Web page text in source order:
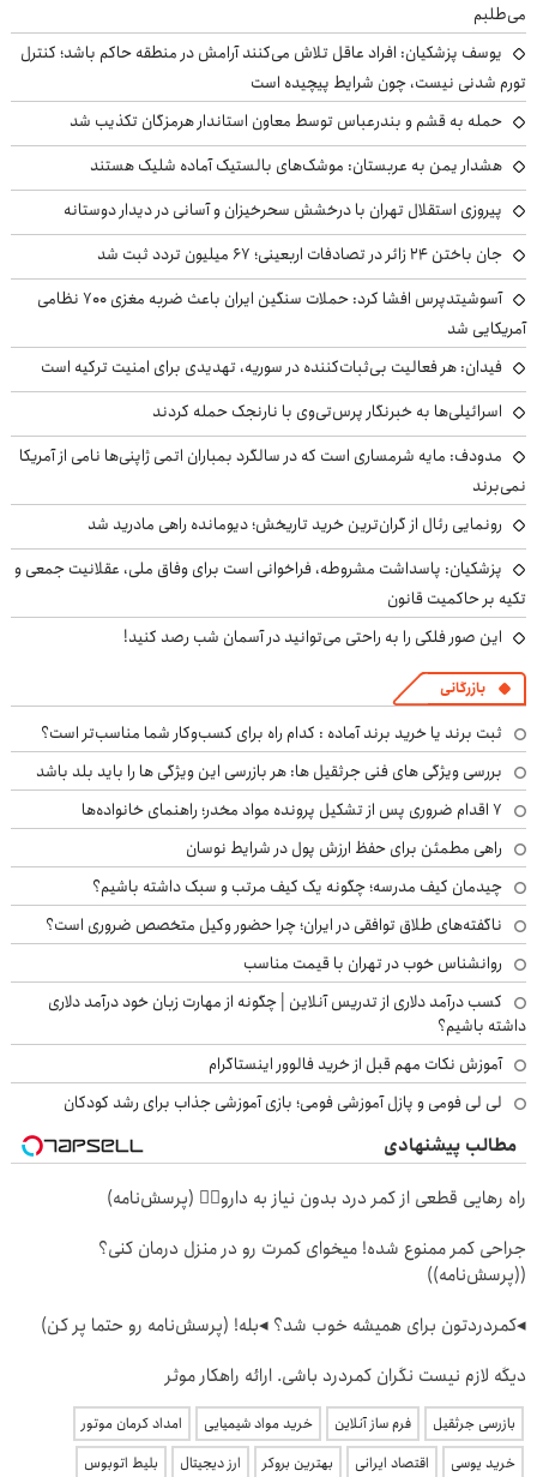
می‌طلبم
یوسف پزشکیان: افراد عاقل تلاش می‌کنند آرامش در منطقه حاکم باشد؛ کنترل
تورم شدنی نیست، چون شرایط پیچیده است
حمله به قشم و بندرعباس توسط معاون استاندار هرمزگان تکذیب شد
هشدار یمن به عربستان: موشک‌های بالستیک آماده شلیک هستند
پیروزی استقلال تهران با درخشش سحرخیزان و آسانی در دیدار دوستانه
جان باختن ۲۴ زائر در تصادفات اربعینی؛ ۶۷ میلیون تردد ثبت شد
آسوشیتدپرس افشا کرد: حملات سنگین ایران باعث ضربه مغزی ۷۰۰ نظامی
آمریکایی شد
فیدان: هر فعالیت بی‌ثبات‌کننده در سوریه، تهدیدی برای امنیت ترکیه است
اسرائیلی‌ها به خبرنگار پرس‌تی‌وی با نارنجک حمله کردند
مدودف: مایه شرمساری است که در سالگرد بمباران اتمی ژاپنی‌ها نامی از آمریکا
نمی‌برند
رونمایی رئال از گران‌ترین خرید تاریخش؛ دیومانده راهی مادرید شد
پزشکیان: پاسداشت مشروطه، فراخوانی است برای وفاق ملی، عقلانیت جمعی و
تکیه بر حاکمیت قانون
این صور فلکی را به راحتی می‌توانید در آسمان شب رصد کنید!
بازرگانی
ثبت برند یا خرید برند آماده : کدام راه برای کسب‌وکار شما مناسب‌تر است؟
بررسی ویژگی های فنی جرثقیل ها: هر بازرسی این ویژگی ها را باید بلد باشد
۷ اقدام ضروری پس از تشکیل پرونده مواد مخدر؛ راهنمای خانواده‌ها
راهی مطمئن برای حفظ ارزش پول در شرایط نوسان
چیدمان کیف مدرسه؛ چگونه یک کیف مرتب و سبک داشته باشیم؟
ناگفته‌های طلاق توافقی در ایران؛ چرا حضور وکیل متخصص ضروری است؟
روانشناس خوب در تهران با قیمت مناسب
کسب درآمد دلاری از تدریس آنلاین | چگونه از مهارت زبان خود درآمد دلاری
داشته باشیم؟
آموزش نکات مهم قبل از خرید فالوور اینستاگرام
لی لی فومی و پازل آموزشی فومی؛ بازی آموزشی جذاب برای رشد کودکان
مطالب پیشنهادی
راه رهایی قطعی از کمر درد بدون نیاز به دارو👈🏻 (پرسش‌نامه)
جراحی کمر ممنوع شده! میخوای کمرت رو در منزل درمان کنی؟
((پرسش‌نامه))
◂کمردردتون برای همیشه خوب شد؟ ◂بله! (پرسش‌نامه رو حتما پر کن)
دیگه لازم نیست نگران کمردرد باشی. ارائه راهکار موثر
بازرسی جرثقیل فرم ساز آنلاین خرید مواد شیمیایی
امداد کرمان موتور
خرید یوسی
اقتصاد ایرانی بهترین بروکر ارز دیجیتال بلیط اتوبوس